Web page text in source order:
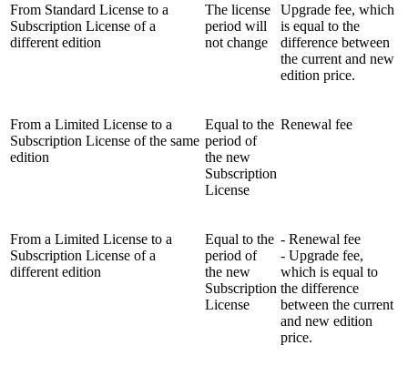
From Standard License to a
Subscription License of a
different edition
The license
period will
not change
Upgrade fee, which
is equal to the
difference between
the current and new
edition price.
From a Limited License to a
Subscription License of the same
edition
Equal to the
period of
the new
Subscription
License
Renewal fee
From a Limited License to a
Subscription License of a
different edition
Equal to the
period of
the new
Subscription
License
- Renewal fee
- Upgrade fee,
which is equal to
the difference
between the current
and new edition
price.